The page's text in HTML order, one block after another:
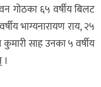
गोठका ६५ वर्षीय बिलट
भाग्यनारायण राय, २५
कुमारी साह उनका ५ वर्षीय